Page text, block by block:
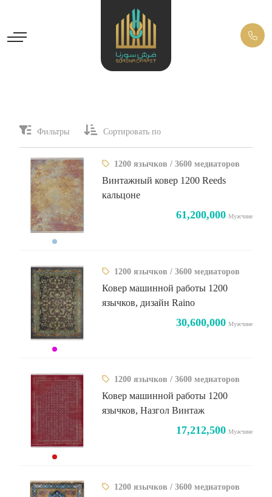
Фильтры Сортировать по
1200 язычков / 3600 медиаторов
Винтажный ковер 1200 Reeds
кальцоне
61,200,000 Мужчине
1200 язычков / 3600 медиаторов
Ковер машинной работы 1200
язычков, дизайн Raino
30,600,000 Мужчине
1200 язычков / 3600 медиаторов
Ковер машинной работы 1200
язычков, Назгол Винтаж
17,212,500 Мужчине
1200 язычков / 3600 медиаторов